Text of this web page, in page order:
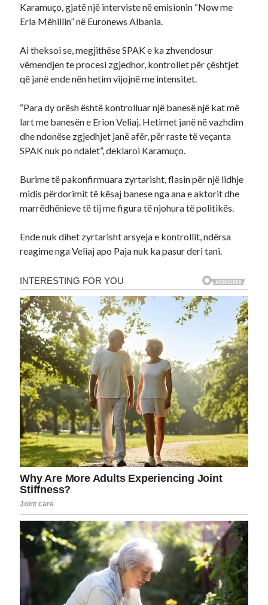
Karamuço, gjatë një interviste në emisionin “Now me
Erla Mëhillin” në Euronews Albania.
Ai theksoi se, megjithëse SPAK e ka zhvendosur
vëmendjen te procesi zgjedhor, kontrollet për çështjet
që janë ende nën hetim vijojnë me intensitet.
“Para dy orësh është kontrolluar një banesë një kat më
lart me banesën e Erion Veliaj. Hetimet janë në vazhdim
dhe ndonëse zgjedhjet janë afër, për raste të veçanta
SPAK nuk po ndalet”, deklaroi Karamuço.
Burime të pakonfirmuara zyrtarisht, flasin për një lidhje
midis përdorimit të kësaj banese nga ana e aktorit dhe
marrëdhënieve të tij me figura të njohura të politikës.
Ende nuk dihet zyrtarisht arsyeja e kontrollit, ndërsa
reagime nga Veliaj apo Paja nuk ka pasur deri tani.